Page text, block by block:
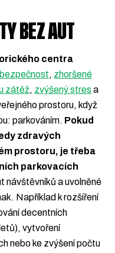
BEZ AUT
centra
, zhoršené
zátěž, zvýšený stres a
prostoru, když
parkováním. Pokud
zdravých
prostoru, je třeba
parkovacích
návštěvníků a uvolněné
Například k rozšíření
decentních
vytvoření
nebo ke zvýšení počtu